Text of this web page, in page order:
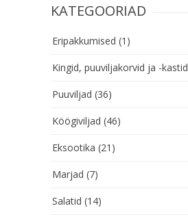
KATEGOORIAD
Eripakkumised (1)
Kingid, puuviljakorvid ja -kastid
Puuviljad (36)
Köögiviljad (46)
Eksootika (21)
Marjad (7)
Salatid (14)